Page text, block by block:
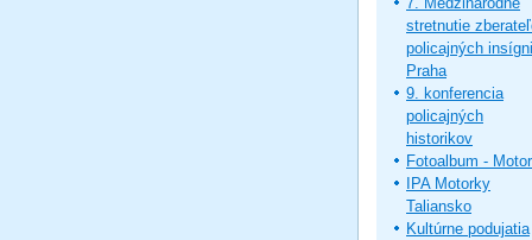
stretnutie
policajných
Praha
9. konferencia
policajných
historikov
Fotoalbum -
IPA Motorky
Taliansko
Kultúrne podujatia